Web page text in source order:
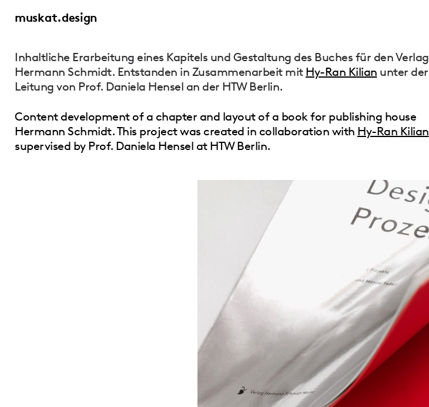
muskat.design
Inhaltliche Erarbeitung eines Kapitels und Gestaltung des Buches für den Verlag
Hermann Schmidt. Entstanden in Zusammenarbeit mit Hy-Ran Kilian unter der
Leitung von Prof. Daniela Hensel an der HTW Berlin.
Content development of a chapter and layout of a book for publishing house
Hermann Schmidt. This project was created in collaboration with Hy-Ran Kilian
supervised by Prof. Daniela Hensel at HTW Berlin.